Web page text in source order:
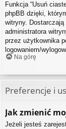
Funkcja “Usuń
phpBB dzięki,
witryny. Dostarczają
administratora
przez użytkownika
logowaniem/
Na górę
Preferencje i
Jak zmienić
Jeżeli jesteś